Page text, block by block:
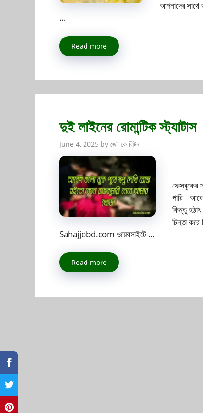
আপনাদের সাথে
…
Read more
দুই লাইনের রোমান্টিক স্ট্যাটাস
June 4, 2025 by জেট কে লিটন
ফেসবুকের
পারি।
কিন্তু
চিন্তা
Sahajjobd.com ওয়েবসাইটে …
Read more